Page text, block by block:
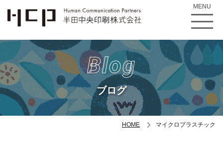
MENU
Blog
ブログ
HOME マイクロプラスチック